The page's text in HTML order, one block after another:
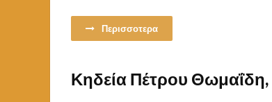
Περισσοτερα
Κηδεία Πέτρου Θωμαΐδη,